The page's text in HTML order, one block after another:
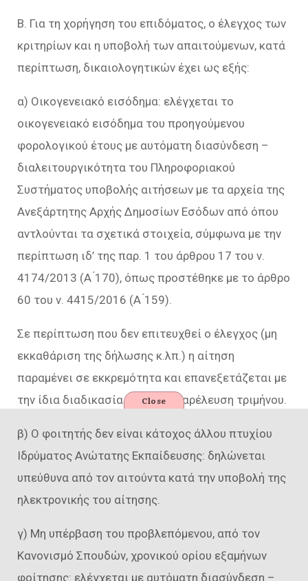
Β. Για τη χορήγηση του επιδόματος, ο έλεγχος των
κριτηρίων και η υποβολή των απαιτούμενων, κατά
περίπτωση, δικαιολογητικών έχει ως εξής:
α) Οικογενειακό εισόδημα: ελέγχεται το
οικογενειακό εισόδημα του προηγούμενου
φορολογικού έτους με αυτόματη διασύνδεση –
διαλειτουργικότητα του Πληροφοριακού
Συστήματος υποβολής αιτήσεων με τα αρχεία της
Ανεξάρτητης Αρχής Δημοσίων Εσόδων από όπου
αντλούνται τα σχετικά στοιχεία, σύμφωνα με την
περίπτωση ιδ’ της παρ. 1 του άρθρου 17 του ν.
4174/2013 (Α ́170), όπως προστέθηκε με το άρθρο
60 του ν. 4415/2016 (Α ́159).
Σε περίπτωση που δεν επιτευχθεί ο έλεγχος (μη
εκκαθάριση της δήλωσης κ.λπ.) η αίτηση
παραμένει σε εκκρεμότητα και επανεξετάζεται με
την ίδια διαδικασία μετά την παρέλευση τριμήνου.
β) Ο φοιτητής δεν είναι κάτοχος άλλου πτυχίου
Ιδρύματος Ανώτατης Εκπαίδευσης: δηλώνεται
υπεύθυνα από τον αιτούντα κατά την υποβολή της
ηλεκτρονικής του αίτησης.
γ) Μη υπέρβαση του προβλεπόμενου, από τον
Κανονισμό Σπουδών, χρονικού ορίου εξαμήνων
φοίτησης: ελέγχεται με αυτόματη διασύνδεση –
Close